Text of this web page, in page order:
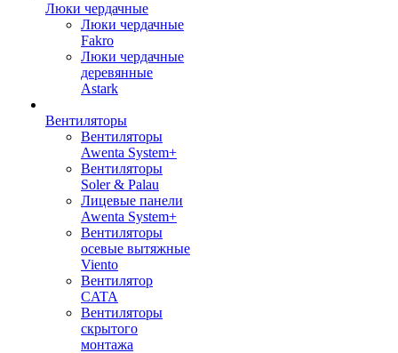
Люки чердачные
Люки чердачные
Fakro
Люки чердачные
деревянные
Astark
Вентиляторы
Вентиляторы
Awenta System+
Вентиляторы
Soler & Palau
Лицевые панели
Awenta System+
Вентиляторы
осевые вытяжные
Viento
Вентилятор
CATA
Вентиляторы
скрытого
монтажа